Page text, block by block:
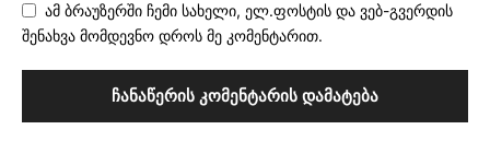
ამ ბრაუზერში ჩემი სახელი, ელ.ფოსტის და ვებ-გვერდის
შენახვა მომდევნო დროს მე კომენტარით.